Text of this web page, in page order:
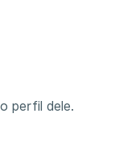
perfil dele.